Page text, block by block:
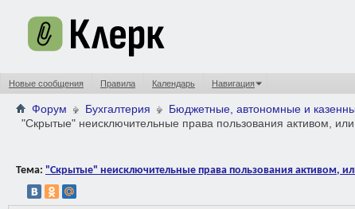
Новые сообщения Правила Календарь Навигация
Форум Бухгалтерия Бюджетные, автономные и
"Скрытые" неисключительные права пользования активом,
Тема: "Скрытые" неисключительные права пользования активом,